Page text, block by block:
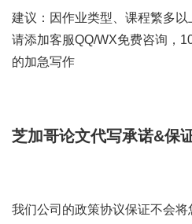
建议：因作业类型、课程繁多
请添加客服QQ/WX免费咨询，
的加急写作
芝加哥论文代写承诺&保
我们公司的政策协议保证不会